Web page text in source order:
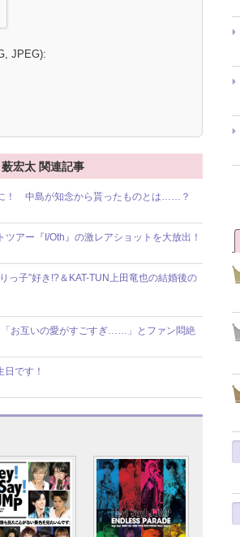
JPEG):
宏太 関連記事
！ 中島が知念から貰ったものとは……？
アー『I/Oth』の激レアショットを大放出！
っ子”好き!?＆KAT-TUN上田竜也の結婚後の
お互いの愛がすごすぎ……」とファン悶絶
です！